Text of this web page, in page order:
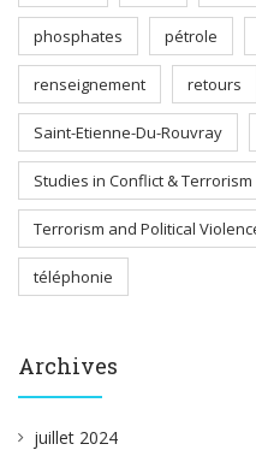
phosphates pétrole
renseignement retours
Saint-Etienne-Du-Rouvray
Studies in Conflict & Terrorism
Terrorism and Political
téléphonie
Archives
juillet 2024